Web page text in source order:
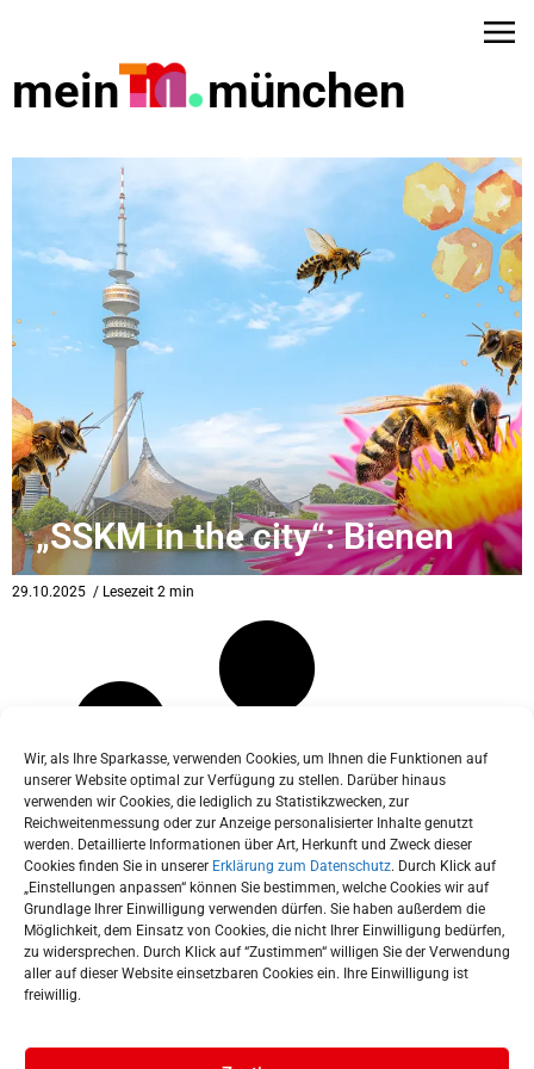
Wir, als Ihre Sparkasse, verwenden Cookies, um Ihnen die Funktionen auf
unserer Website optimal zur Verfügung zu stellen. Darüber hinaus
verwenden wir Cookies, die lediglich zu Statistikzwecken, zur
Reichweitenmessung oder zur Anzeige personalisierter Inhalte genutzt
werden. Detaillierte Informationen über Art, Herkunft und Zweck dieser
Cookies finden Sie in unserer Erklärung zum Datenschutz. Durch Klick auf
„Einstellungen anpassen“ können Sie bestimmen, welche Cookies wir auf
Grundlage Ihrer Einwilligung verwenden dürfen. Sie haben außerdem die
Möglichkeit, dem Einsatz von Cookies, die nicht Ihrer Einwilligung bedürfen,
zu widersprechen. Durch Klick auf “Zustimmen“ willigen Sie der Verwendung
aller auf dieser Website einsetzbaren Cookies ein. Ihre Einwilligung ist
freiwillig.
mein münchen
„SSKM in the city“: Bienen
29.10.2025 / Lesezeit 2 min